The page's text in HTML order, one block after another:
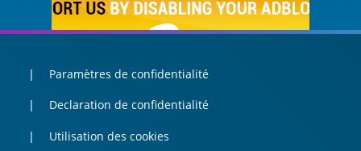
Paramètres de confidentialité
Declaration de confidentialité
Utilisation des cookies